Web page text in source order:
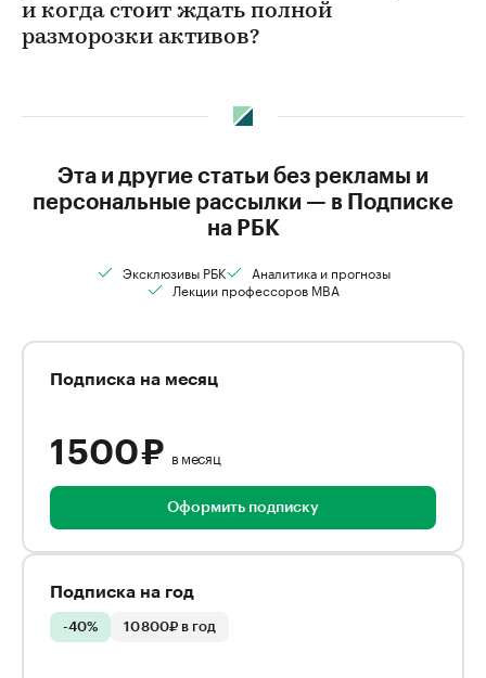
и когда стоит ждать полной
разморозки активов?
Эта и другие статьи без рекламы и
персональные рассылки — в Подписке
на РБК
Эксклюзивы РБК
Аналитика и прогнозы
Лекции профессоров MBA
Подписка на месяц
1 500 ₽ в месяц
Оформить подписку
Подписка на год
-40% 10 800₽ в год